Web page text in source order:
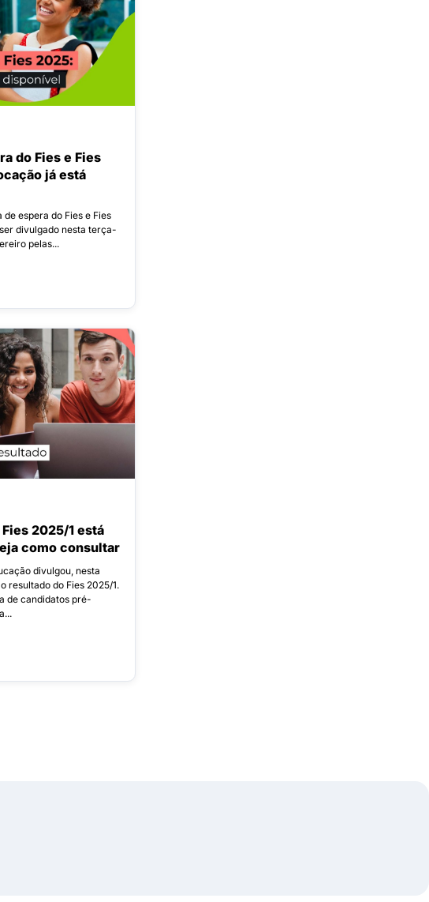
do Fies e Fies
já está
de espera do Fies e Fies
divulgado nesta terça-
pelas...
2025/1 está
como consultar
divulgou, nesta
resultado do Fies 2025/1.
de candidatos pré-